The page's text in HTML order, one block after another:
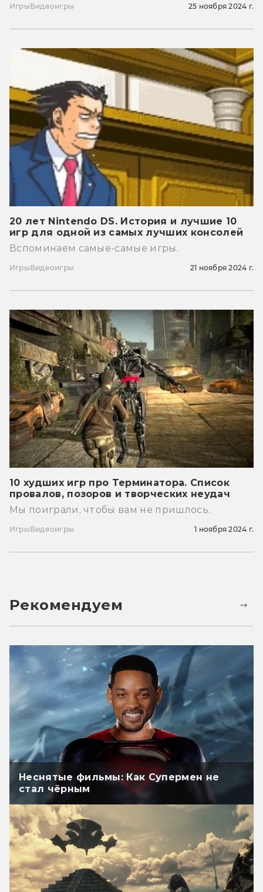
ИгрыВидеоигры 25 ноября 2024 г.
20 лет Nintendo DS. История и лучшие 10
игр для одной из самых лучших консолей
Вспоминаем самые-самые игры.
ИгрыВидеоигры 21 ноября 2024 г.
10 худших игр про Терминатора. Список
провалов, позоров и творческих неудач
Мы поиграли, чтобы вам не пришлось.
ИгрыВидеоигры 1 ноября 2024 г.
Рекомендуем
Неснятые фильмы: Как Супермен не
стал чёрным